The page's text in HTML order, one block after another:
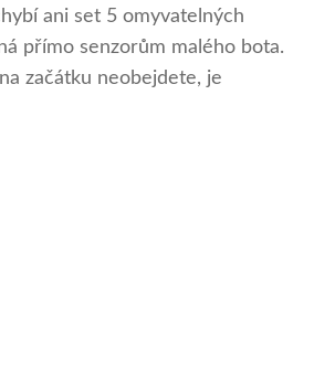
ani set 5 omyvatelných
přímo senzorům malého bota.
začátku neobejdete, je